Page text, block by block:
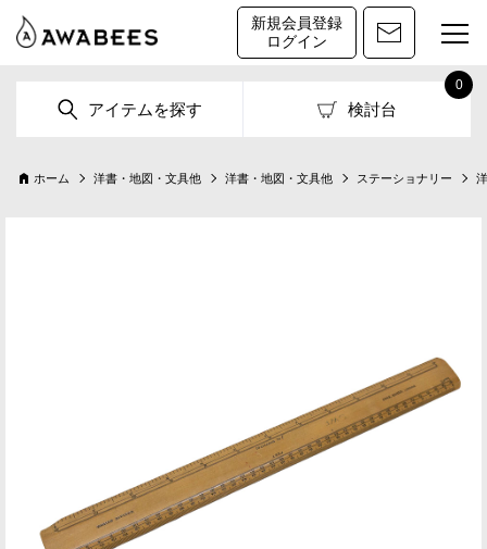
新規会員登録
ログイン
アイテムを探す 検討台
0
ホーム 洋書・地図・文具他 洋書・地図・文具他 ステーショナリー